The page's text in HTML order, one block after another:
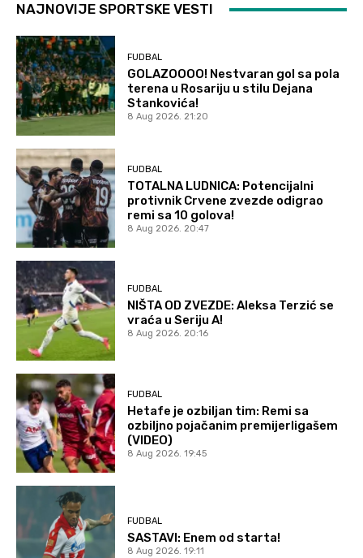
NAJNOVIJE SPORTSKE VESTI
FUDBAL
GOLAZOOOO! Nestvaran gol sa pola
terena u Rosariju u stilu Dejana
Stankovića!
8 Aug 2026. 21:20
FUDBAL
TOTALNA LUDNICA: Potencijalni
protivnik Crvene zvezde odigrao
remi sa 10 golova!
8 Aug 2026. 20:47
FUDBAL
NIŠTA OD ZVEZDE: Aleksa Terzić se
vraća u Seriju A!
8 Aug 2026. 20:16
FUDBAL
Hetafe je ozbiljan tim: Remi sa
ozbiljno pojačanim premijerligašem
(VIDEO)
8 Aug 2026. 19:45
FUDBAL
SASTAVI: Enem od starta!
8 Aug 2026. 19:11